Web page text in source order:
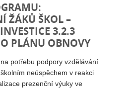
ŽÁKŮ ŠKOL –
3.2.3
PLÁNU OBNOVY
potřebu podpory vzdělávání
neúspěchem v reakci
prezenční výuky ve